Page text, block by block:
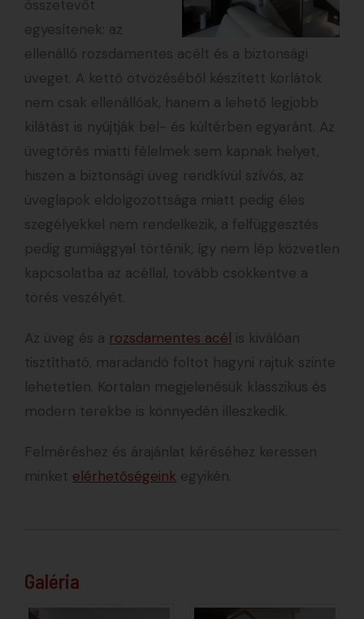
összetevőt
egyesítenek: az
ellenálló rozsdamentes acélt és a biztonsági
üveget. A kettő ötvözéséből készített korlátok
nem csak ellenállóak, hanem a lehető legjobb
kilátást is nyújtják bel- és kültérben egyaránt. Az
üvegtörés miatti félelmek sem kapnak helyet,
hiszen a biztonsági üveg rendkívül szívós, az
üveglapok eldolgozottsága miatt pedig éles
szegélyekkel nem rendelkezik, a felfüggesztés
pedig gumiággyal történik, így nem lép közvetlen
kapcsolatba az acéllal, tovább csökkentve a
törés veszélyét.
Az üveg és a rozsdamentes acél is kiválóan
tisztítható, maradandó foltot hagyni rajtuk szinte
lehetetlen. Kortalan megjelenésük klasszikus és
modern terekbe is könnyedén illeszkedik.
Felméréshez és árajánlat kéréséhez keressen
minket elérhetőségeink egyikén.
Galéria